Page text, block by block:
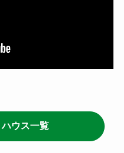
ウス一覧